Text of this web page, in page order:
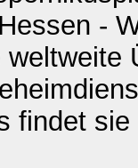
-
weltweite
findet